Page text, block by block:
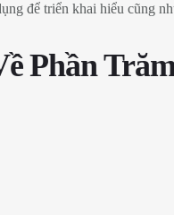
để triển khai hiểu cũng
Phần